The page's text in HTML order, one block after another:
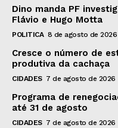
Dino manda PF
Flávio e Hugo Motta
POLITICA 8 de agosto de 2026
Cresce o número de
produtiva da cachaça
CIDADES 7 de agosto de 2026
Programa de
até 31 de agosto
CIDADES 7 de agosto de 2026